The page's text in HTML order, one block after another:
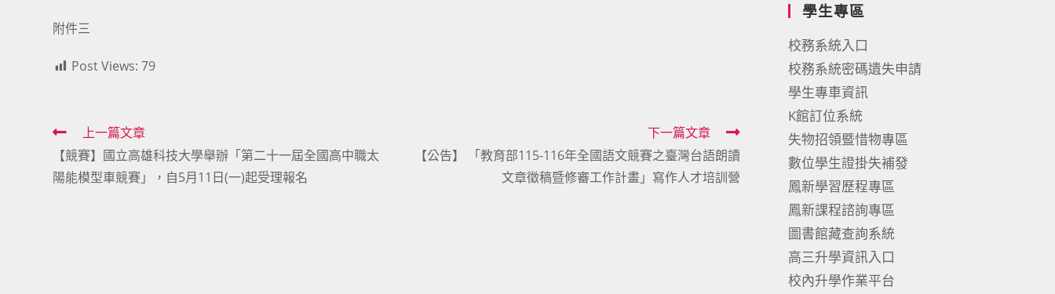
附件三
Post Views: 79
Read
more
articles
上一篇文章
【競賽】國立高雄科技大學舉辦「第二十一屆全國高中職太
陽能模型車競賽」，自5月11日(一)起受理報名
下一篇文章
【公告】 「教育部115-116年全國語文競賽之臺灣台語朗讀
文章徵稿暨修審工作計畫」寫作人才培訓營
學生專區
校務系統入口
校務系統密碼遺失申請
學生專車資訊
K館訂位系統
失物招領暨惜物專區
數位學生證掛失補發
鳳新學習歷程專區
鳳新課程諮詢專區
圖書館藏查詢系統
高三升學資訊入口
校內升學作業平台